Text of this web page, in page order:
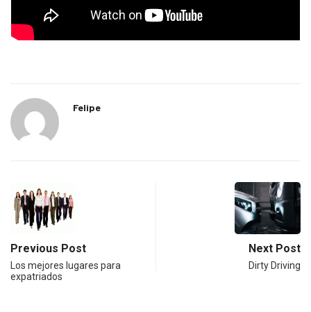
Felipe
Previous Post
Los mejores lugares para
expatriados
Next Post
Dirty Driving